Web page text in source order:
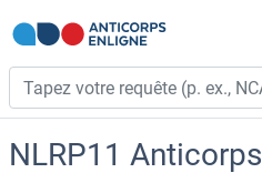
NLRP11 Anticorps